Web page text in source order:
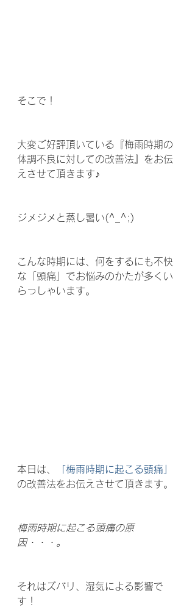
そこで！
大変ご好評頂いている『梅雨時期の
体調不良に対しての改善法』をお伝
えさせて頂きます♪
ジメジメと蒸し暑い(^_^;)
こんな時期には、何をするにも不快
な「頭痛」でお悩みのかたが多くい
らっしゃいます。
本日は、
「梅雨時期に起こる頭痛」
の改善法をお伝えさせて頂きます。
梅雨時期に起こる頭痛の原
因・・・。
それはズバリ、湿気による影響で
す！